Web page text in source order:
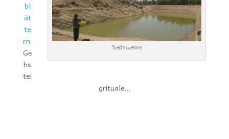
Badewanne
bl
ät
te
rn:
Ge
hs
tei
grituale…